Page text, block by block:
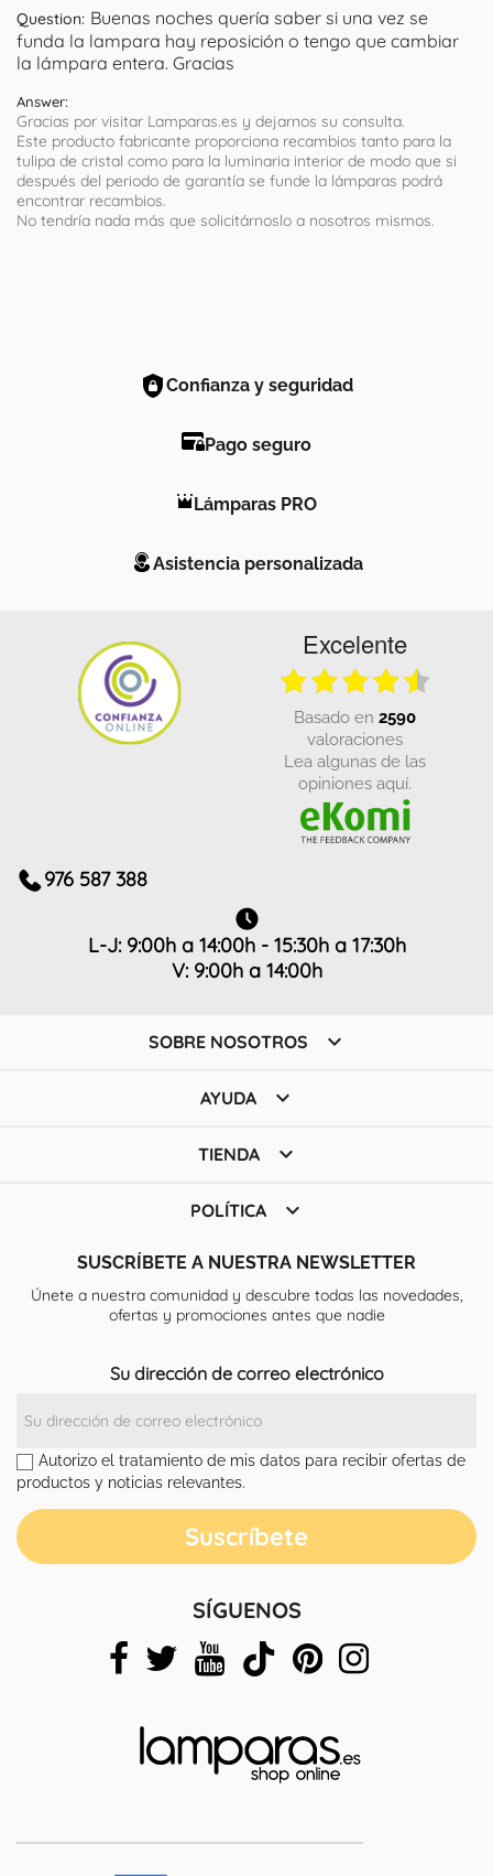
Question: Buenas noches quería saber si una vez se
funda la lampara hay reposición o tengo que cambiar
la lámpara entera. Gracias
Answer:
Gracias por visitar Lamparas.es y dejarnos su consulta.
Este producto fabricante proporciona recambios tanto para la
tulipa de cristal como para la luminaria interior de modo que si
después del periodo de garantía se funde la lámparas podrá
encontrar recambios.
No tendría nada más que solicitárnoslo a nosotros mismos.
Confianza y seguridad
Pago seguro
Lámparas PRO
Asistencia personalizada
Excelente
basado en 2590
valoraciones
Lea algunas de las
opiniones aquí.
976 587 388
L-J: 9:00h a 14:00h - 15:30h a 17:30h
V: 9:00h a 14:00h
SOBRE NOSOTROS 
AYUDA 
TIENDA 
POLÍTICA 
SUSCRÍBETE A NUESTRA NEWSLETTER
Únete a nuestra comunidad y descubre todas las novedades,
ofertas y promociones antes que nadie
Su dirección de correo electrónico
Autorizo el tratamiento de mis datos para recibir ofertas de
productos y noticias relevantes.
SÍGUENOS